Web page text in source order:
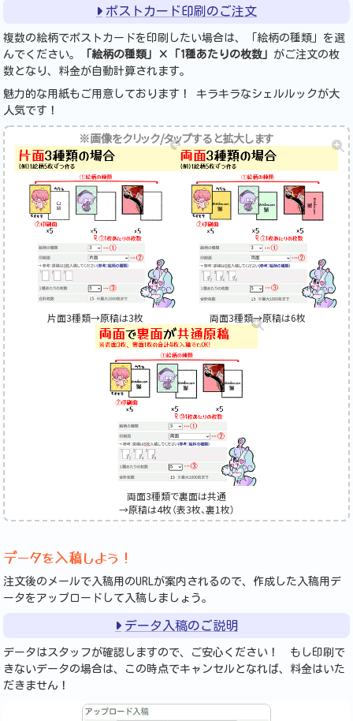
ポストカード印刷のご注文
複数の絵柄でポストカードを印刷したい場合は、「絵柄の種類」を選
んでください。
「絵柄の種類」×「1種あたりの枚数」 がご注文の枚
数となり、料金が自動計算されます。
魅力的な用紙もご用意しております！ キラキラなシェルルックが大
人気です！
※画像をクリック/タップすると拡大します
片面3種類→原稿は3枚 両面3種類→原稿は6枚
両面3種類で裏面は共通
→原稿は4枚（表3枚、裏1枚）
データを入稿しよう！
注文後のメールで入稿用のURLが案内されるので、作成した入稿用デ
ータをアップロードして入稿しましょう。
データ入稿のご説明
データはスタッフが確認しますので、ご安心ください！ もし印刷で
きないデータの場合は、この時点でキャンセルとなれば、料金はいた
だきません！